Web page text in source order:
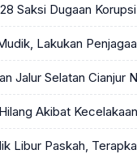
Saksi Dugaan
Lakukan
Jalur Selatan Cianjur
Akibat
Libur Paskah,